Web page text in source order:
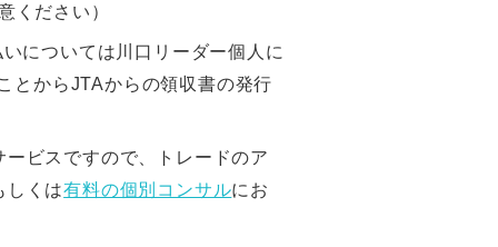
ください）
については川口リーダー個人に
とからJTAからの領収書の発行
ビスですので、トレードのア
しくは有料の個別コンサルにお